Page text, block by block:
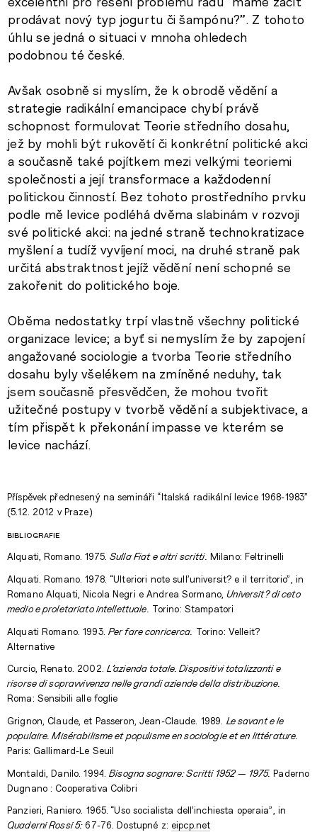
prodávat nový typ jogurtu či šampónu?”. Z tohoto
úhlu se jedná o situaci v mnoha ohledech
podobnou té české.
Avšak osobně si myslím, že k obrodě vědění a
strategie radikální emancipace chybí právě
schopnost formulovat Teorie středního dosahu,
jež by mohli být rukovětí či konkrétní politické akci
a současně také pojítkem mezi velkými teoriemi
společnosti a její transformace a každodenní
politickou činností. Bez tohoto prostředního prvku
podle mě levice podléhá dvěma slabinám v rozvoji
své politické akci: na jedné straně technokratizace
myšlení a tudíž vyvíjení moci, na druhé straně pak
určitá abstraktnost jejíž vědění není schopné se
zakořenit do politického boje.
Oběma nedostatky trpí vlastně všechny politické
organizace levice; a byť si nemyslím že by zapojení
angažované sociologie a tvorba Teorie středního
dosahu byly všelékem na zmíněné neduhy, tak
jsem současně přesvědčen, že mohou tvořit
užitečné postupy v tvorbě vědění a subjektivace, a
tím přispět k překonání impasse ve kterém se
levice nachází.
Příspěvek přednesený na semináři “Italská radikální levice 1968-1983”
(5.12. 2012 v Praze)
Bibliografie
Alquati, Romano. 1975.Sulla Fiat e altri scritti. Milano: Feltrinelli
Alquati. Romano. 1978. “Ulteriori note sull’universit? e il territorio”, in
Romano Alquati, Nicola Negri e Andrea Sormano,Universit? di ceto
medio e proletariato intellettuale. Torino: Stampatori
Alquati Romano. 1993. Per fare conricerca. Torino: Velleit?
Alternative
Curcio, Renato. 2002. L’azienda totale. Dispositivi totalizzanti e
risorse di sopravvivenza nelle grandi aziende della distribuzione.
Roma: Sensibili alle foglie
Grignon, Claude, et Passeron, Jean-Claude. 1989. Le savant e le
populaire. Misérabilisme et populisme en sociologie et en littérature.
Paris: Gallimard-Le Seuil
Montaldi, Danilo. 1994.Bisogna sognare: Scritti 1952 – 1975. Paderno
Dugnano : Cooperativa Colibri
Panzieri, Raniero. 1965. “Uso socialista dell’inchiesta operaia”, in
Quaderni Rossi 5:67-76. Dostupné z: eipcp.net